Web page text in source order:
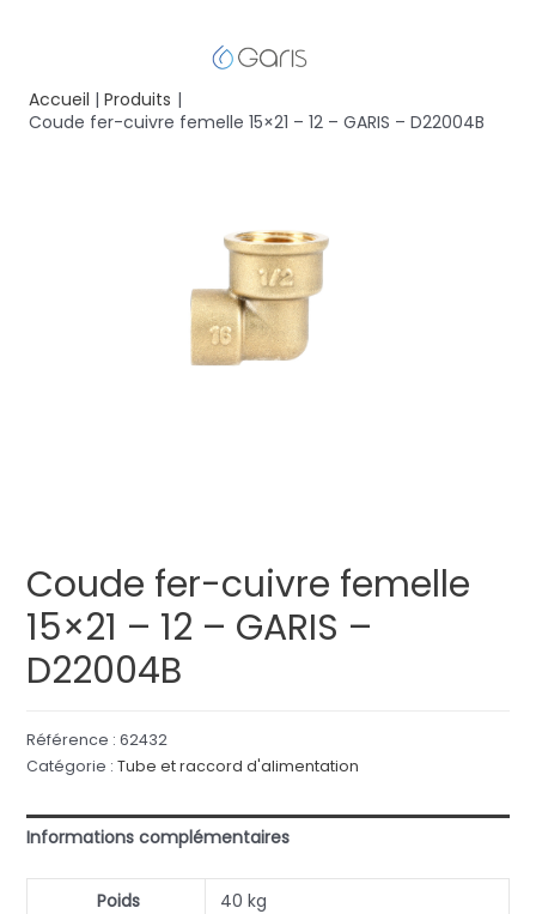
Accueil
Produits
Coude fer-cuivre femelle 15×21 – 12 – GARIS – D22004B
Coude fer-cuivre femelle
15×21 – 12 – GARIS –
D22004B
Référence : 62432
Catégorie : Tube et raccord d'alimentation
Informations complémentaires
Poids
40 kg